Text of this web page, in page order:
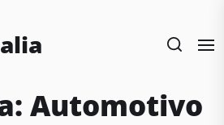
Automotivo